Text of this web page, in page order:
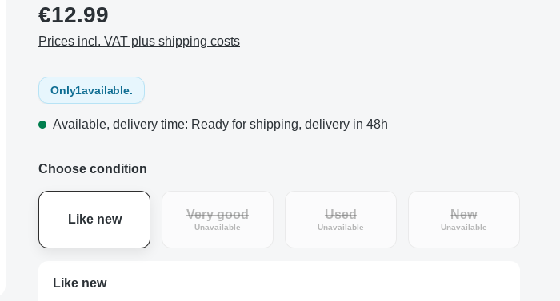
€12.99
Prices incl. VAT plus shipping costs
Only1available.
Available, delivery time: Ready for shipping, delivery in 48h
Choose condition
Like new Very good
Unavailable(This option is currently unavailable.)
Used
Unavailable(This option is currently unavailable.)
New
Unavailable(This option is
Like new